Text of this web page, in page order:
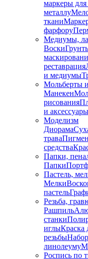
маркеры для
металлу
ткани
фарфору
Медиумы,
Воски
реставрация
и медиумы
Мольберты
Манекен
рисования
и аксессуары
Моделизм
Диорама
трава
средства
Папки,
Папки
Пастель,
Мелки
пастель
Резьба,
Рашпиль
станки
иглыКраска
резьбы
линолеуму
Роспись по